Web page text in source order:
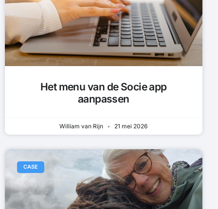
Het menu van de Socie app
aanpassen
William van Rijn 21 mei 2026
CASE